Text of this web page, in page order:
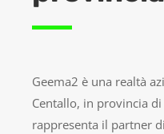
Geema2 è una realtà
Centallo, in provincia
rappresenta il partner